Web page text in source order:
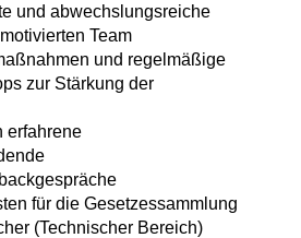
und abwechslungsreiche
Team
und regelmäßige
zur Stärkung der
erfahrene
für die Gesetzessammlung
(Technischer Bereich)